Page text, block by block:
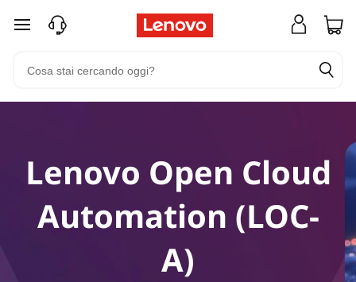
passa a contenuto principale
Lenovo Open Cloud
Automation (LOC-
A)